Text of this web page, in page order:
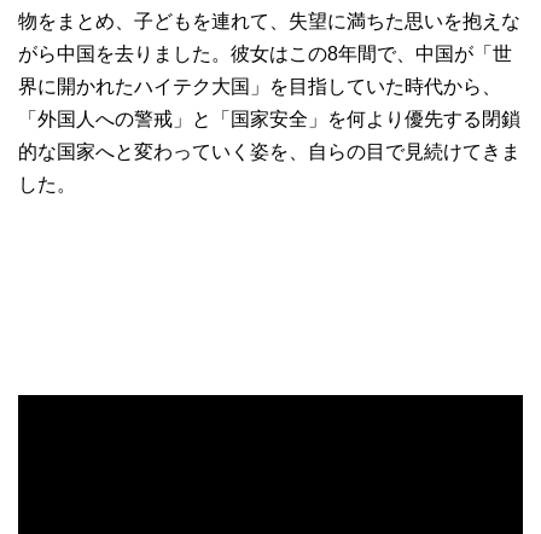
物をまとめ、子どもを連れて、失望に満ちた思いを抱えな
がら中国を去りました。彼女はこの8年間で、中国が「世
界に開かれたハイテク大国」を目指していた時代から、
「外国人への警戒」と「国家安全」を何より優先する閉鎖
的な国家へと変わっていく姿を、自らの目で見続けてきま
した。